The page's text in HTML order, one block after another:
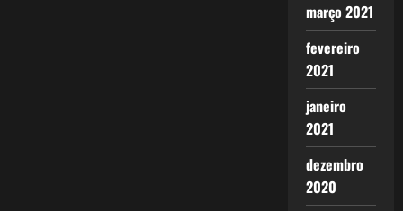
março 2021
fevereiro
2021
janeiro
2021
dezembro
2020